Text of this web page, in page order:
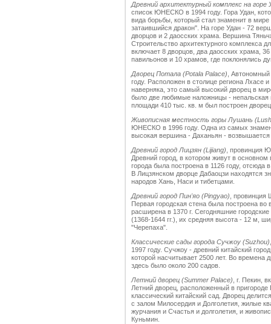
Древний архитектурный комплекс на горе
список ЮНЕСКО в 1994 году. Гора Удан,
вида борьбы, который стал знаменит в
затаившийся дракон". На горе Удан - 72
дворцов и 2 даосских храма. Вершина
Строительство архитектурного комплекса
включает 8 дворцов, два даосских храма,
павильонов и 10 храмов, где поклонялись
Дворец Потала (Potala Palace) ,
году. Расположен в столице региона Лхасе
наверняка, это самый высокий дворец в
было две любимые наложницы - непальская
площади 410 тыс. кв. м был построен
Живописная местность горы Лушань
ЮНЕСКО в 1996 году. Одна из самых
высокая вершина - Даханьян -
Древний город Лицзян (Lijiang) , провинция
Древний город, в котором живут в
города была построена в 1126 году, отсюда
В Лицзянском дворце Дабаоцзи находятся
народов Хань, Наси и тибетцами.
Древний город Пин'яо (Pingyao) ,
Первая городская стена была построена
расширена в 1370 г. Сегодняшние
(1368-1644 гг.), их средняя высота - 12 м,
"Черепаха".
Классические сады города Сучжоу (Suzhou)
1997 году. Сучжоу - древний китайский
которой насчитывает 2500 лет. Во времена
здесь было около 200 садов.
Летний дворец (Summer Palace) , г. Пекин,
Летний дворец, расположенный в
классический китайский сад. Дворец
с залом Милосердия и Долголетия, жилые
журчания и Счастья и долголетия, и
Куньмин.